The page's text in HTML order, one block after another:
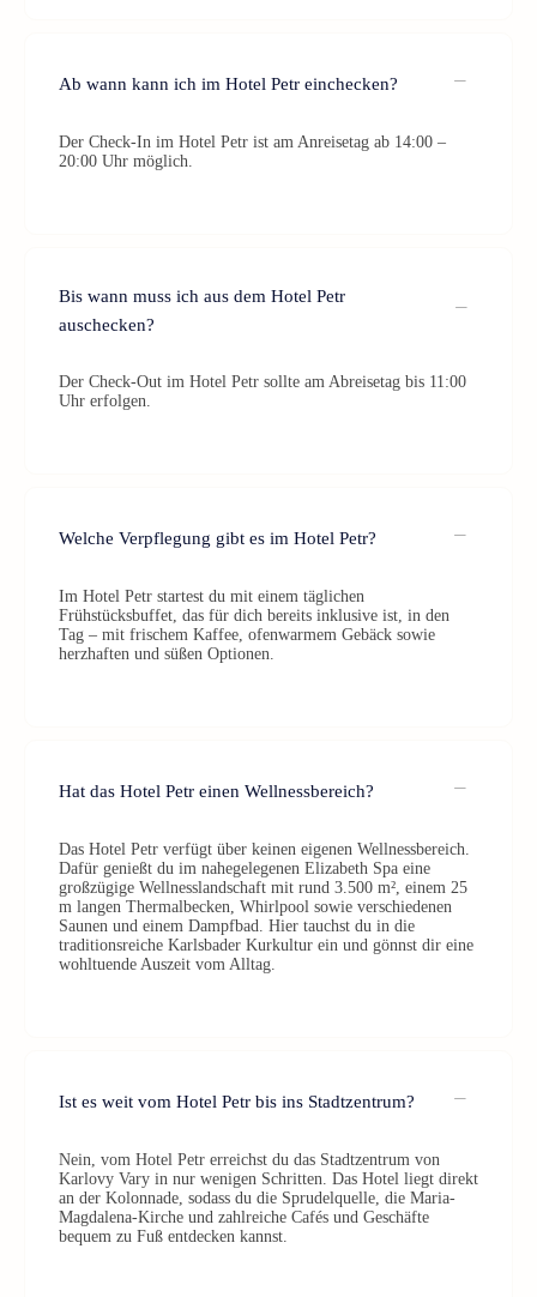
Ab wann kann ich im Hotel Petr einchecken?
Der Check-In im Hotel Petr ist am Anreisetag ab 14:00 –
20:00 Uhr möglich.
Bis wann muss ich aus dem Hotel Petr
auschecken?
Der Check-Out im Hotel Petr sollte am Abreisetag bis 11:00
Uhr erfolgen.
Welche Verpflegung gibt es im Hotel Petr?
Im Hotel Petr startest du mit einem täglichen
Frühstücksbuffet, das für dich bereits inklusive ist, in den
Tag – mit frischem Kaffee, ofenwarmem Gebäck sowie
herzhaften und süßen Optionen.
Hat das Hotel Petr einen Wellnessbereich?
Das Hotel Petr verfügt über keinen eigenen Wellnessbereich.
Dafür genießt du im nahegelegenen Elizabeth Spa eine
großzügige Wellnesslandschaft mit rund 3.500 m², einem 25
m langen Thermalbecken, Whirlpool sowie verschiedenen
Saunen und einem Dampfbad. Hier tauchst du in die
traditionsreiche Karlsbader Kurkultur ein und gönnst dir eine
wohltuende Auszeit vom Alltag.
Ist es weit vom Hotel Petr bis ins Stadtzentrum?
Nein, vom Hotel Petr erreichst du das Stadtzentrum von
Karlovy Vary in nur wenigen Schritten. Das Hotel liegt direkt
an der Kolonnade, sodass du die Sprudelquelle, die Maria-
Magdalena-Kirche und zahlreiche Cafés und Geschäfte
bequem zu Fuß entdecken kannst.